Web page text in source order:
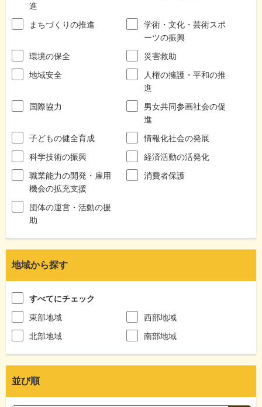
進
まちづくりの推進
学術・文化・芸術スポ
ーツの振興
環境の保全
災害救助
地域安全
人権の擁護・平和の推
進
国際協力
男女共同参画社会の促
進
子どもの健全育成
情報化社会の発展
科学技術の振興
経済活動の活発化
職業能力の開発・雇用
機会の拡充支援
消費者保護
団体の運営・活動の援
助
地域から探す
すべてにチェック
東部地域
西部地域
北部地域
南部地域
並び順